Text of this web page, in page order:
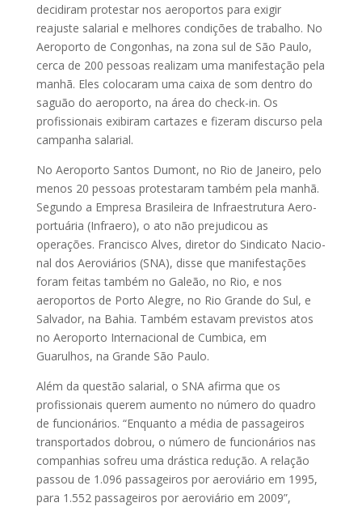
decidiram protestar nos aeroportos para exigir
reajuste salarial e melhores condições de trabalho. No
Aero­­porto de Congonhas, na zona sul de São Paulo,
cerca de 200 pessoas realizam uma manifestação pela
ma­­nhã. Eles colocaram uma caixa de som dentro do
saguão do aeroporto, na área do check-in. Os
profissionais exibiram cartazes e fizeram discurso pela
campanha salarial.
No Aeroporto Santos Dumont, no Rio de Janeiro, pelo
menos 20 pessoas protestaram também pela manhã.
Segundo a Empresa Brasileira de Infraestrutura Aero­­
portuária (Infraero), o ato não prejudicou as
operações. Francisco Alves, diretor do Sindicato Nacio­­
nal dos Aeroviários (SNA), disse que manifestações
foram feitas também no Galeão, no Rio, e nos
aeroportos de Porto Alegre, no Rio Grande do Sul, e
Salvador, na Bahia. Também estavam previstos atos
no Aeroporto Internacional de Cumbica, em
Guarulhos, na Grande São Paulo.
Além da questão salarial, o SNA afirma que os
profissionais querem aumento no número do quadro
de funcionários. “Enquanto a média de passageiros
transportados dobrou, o número de funcionários nas
companhias sofreu uma drástica redução. A relação
passou de 1.096 passageiros por aeroviário em 1995,
para 1.552 passageiros por aeroviário em 2009”,